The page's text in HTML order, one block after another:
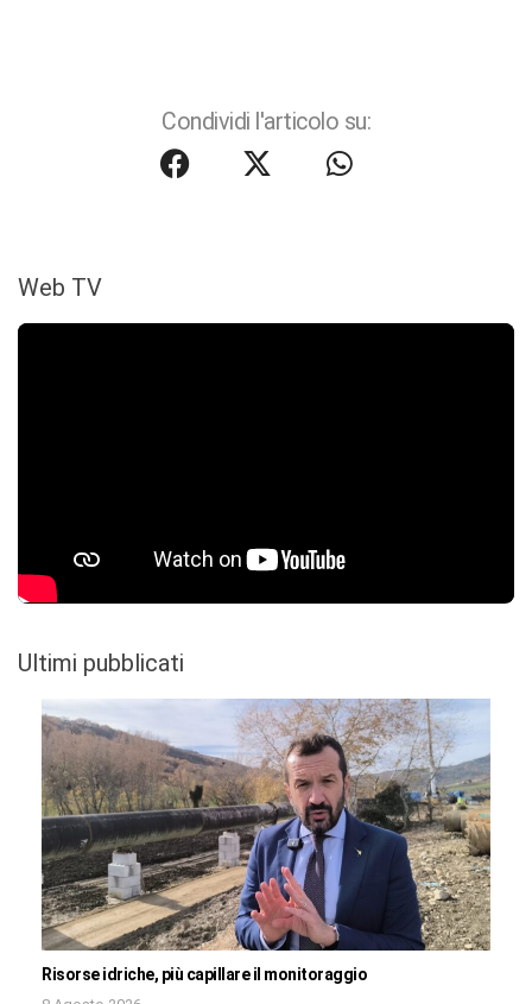
Condividi l'articolo su:
Web TV
Ultimi pubblicati
Risorse idriche, più capillare il monitoraggio